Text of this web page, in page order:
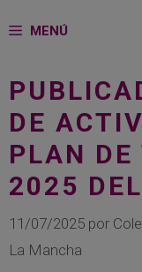
MENÚ
DE
PLAN DE
2025
11/07/2025 por
La Mancha